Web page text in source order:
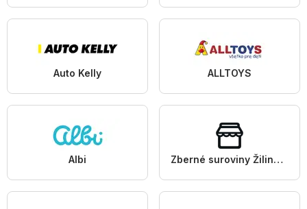
Auto Kelly ALLTOYS
Albi Zberné suroviny Žilina a.s.